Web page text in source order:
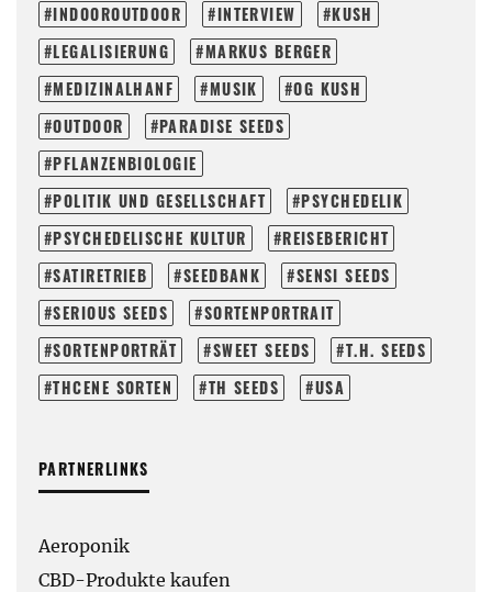
INDOOROUTDOOR
INTERVIEW
KUSH
LEGALISIERUNG
MARKUS BERGER
MEDIZINALHANF
MUSIK
OG KUSH
OUTDOOR
PARADISE SEEDS
PFLANZENBIOLOGIE
POLITIK UND GESELLSCHAFT
PSYCHEDELIK
PSYCHEDELISCHE KULTUR
REISEBERICHT
SATIRETRIEB
SEEDBANK
SENSI SEEDS
SERIOUS SEEDS
SORTENPORTRAIT
SORTENPORTRÄT
SWEET SEEDS
T.H. SEEDS
THCENE SORTEN
TH SEEDS USA
PARTNERLINKS
Aeroponik
CBD-Produkte kaufen